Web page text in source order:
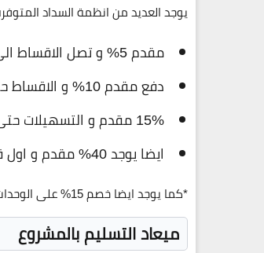
يوجد العديد من انظمة السداد
مقدم 5% و تصل الاقساط الى 5 سنوات
دفع مقدم 10% و الاقساط حتى 6 سنوات
15% مقدم و التسهيلات حتى 7 سنوات
ايضا يوجد 40% مقدم و اول قسط عند الاستلام
*كما يوجد ايضا خصم 15% على الوحدات لفترة محدودة
ميعاد التسليم بالمشروع